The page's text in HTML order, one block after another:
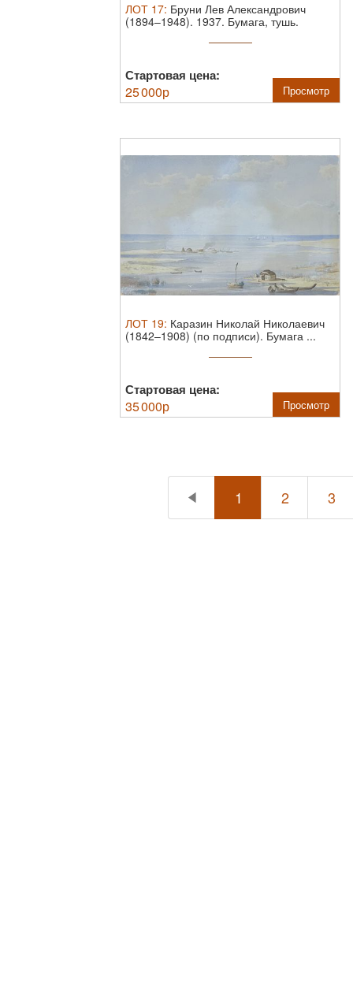
ЛОТ 17: Бруни Лев Александрович
(1894–1948). 1937. Бумага, тушь.
Стартовая цена:
25 000р Просмотр
ЛОТ 19: Каразин Николай Николаевич
(1842–1908) (по подписи). Бумага ...
Стартовая цена:
35 000р Просмотр
1 2 3